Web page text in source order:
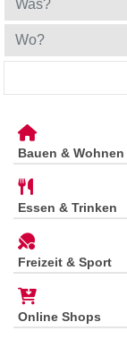
Bauen & Wohnen
Essen & Trinken
Freizeit & Sport
Online Shops